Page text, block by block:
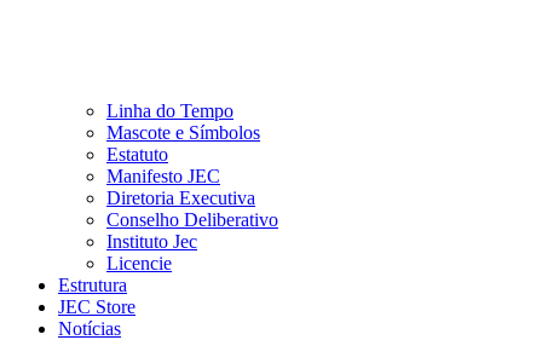
Linha do Tempo
Mascote e Símbolos
Estatuto
Manifesto JEC
Diretoria Executiva
Conselho Deliberativo
Instituto Jec
Licencie
Estrutura
JEC Store
Notícias